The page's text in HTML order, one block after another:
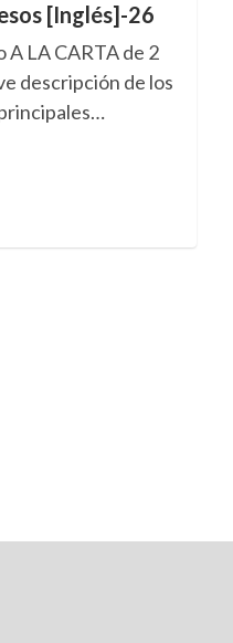
[Inglés]-26
LA CARTA de 2
descripción de los
certificado. 0,2